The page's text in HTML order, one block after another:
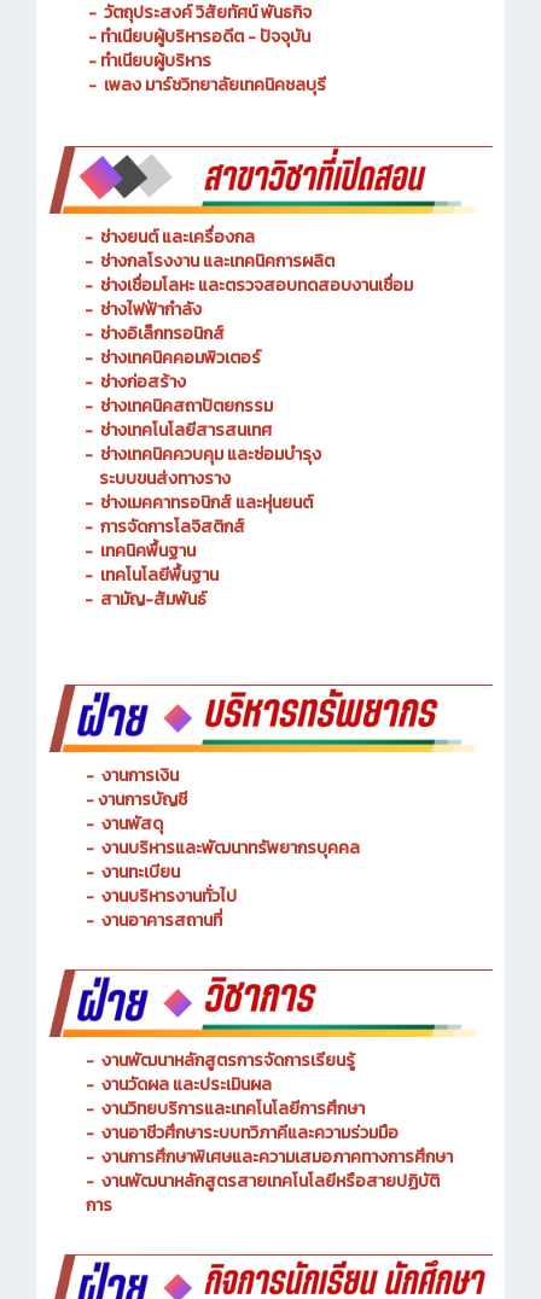
- ประวัติความเป็นมา
- วัตถุประสงค์ วิสัยทัศน์ พันธกิจ
- ทำเนียบผู้บริหารอดีต - ปัจจุบัน
- ทำเนียบผู้บริหาร
- ช่างยนต์ และเครื่องกล
- ช่างกลโรงงาน และเทคนิคการผลิต
- ช่างเชื่อมโลหะ และตรวจสอบทดสอบงานเชื่อม
- ช่างไฟฟ้ากำลัง
- ช่างอิเล็กทรอนิกส์
- ช่างเทคนิคคอมพิวเตอร์
- ช่างก่อสร้าง
- ช่างเทคนิคสถาปัตยกรรม
- ช่างเทคโนโลยีสารสนเทศ
ช่างเทคนิคควบคุม และซ่อมบำรุง
ระบบขนส่งทางราง
- ช่างเมคคาทรอนิกส์ และหุ่นยนต์
- การจัดการโลจิสติกส์
- เทคนิคพื้นฐาน
- เทคโนโลยีพื้นฐาน
-งานการเงิน
- งานการบัญชี
- งานพัสดุ
- งานบริหารและพัฒนาทรัพยากรบุคคล
- งานทะเบียน
- งานบริหารงานทั่วไป
- งานพัฒนาหลักสูตรการจัดการเรียนรู้
- งานวัดผล และประเมินผล
- งานวิทยบริการและเทคโนโลยีการศึกษา
- งานอาชีวศึกษาระบบทวิภาคีและความร่วมมือ
- งานการศึกษาพิเศษและความเสมอภาคทางการศึกษา
- งานพัฒนาหลักสูตรสายเทคโนโลยีหรือสายปฏิบัติ